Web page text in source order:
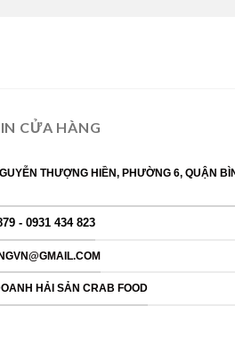
CỬA HÀNG
THƯỢNG HIỀN, PHƯỜNG 6, QUẬN
- 0931 434 823
HẢI SẢN CRAB FOOD